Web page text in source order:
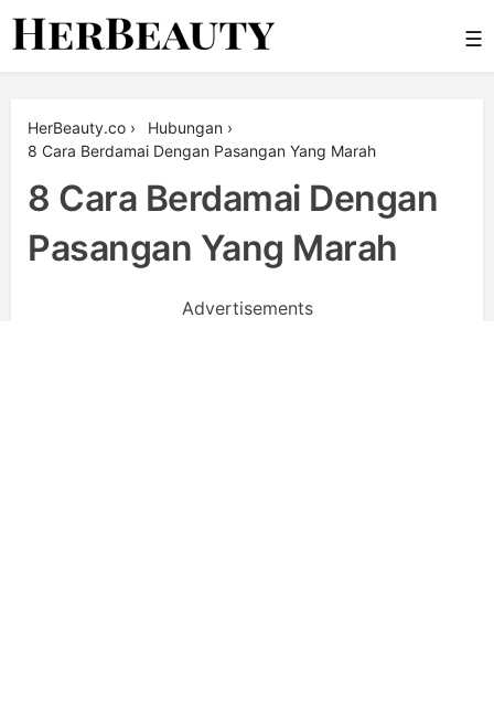
Skip
☰
HerBeauty.co › Hubungan ›
8 Cara Berdamai Dengan Pasangan Yang Marah
8 Cara Berdamai Dengan
Pasangan Yang Marah
Advertisements